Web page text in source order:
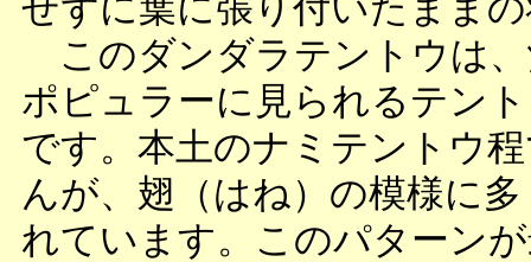
このダンダラテントウは
ポピュラーに見られるテン
です。本土のナミテントウ
んが、翅（はね）の模様に
れています。このパターン